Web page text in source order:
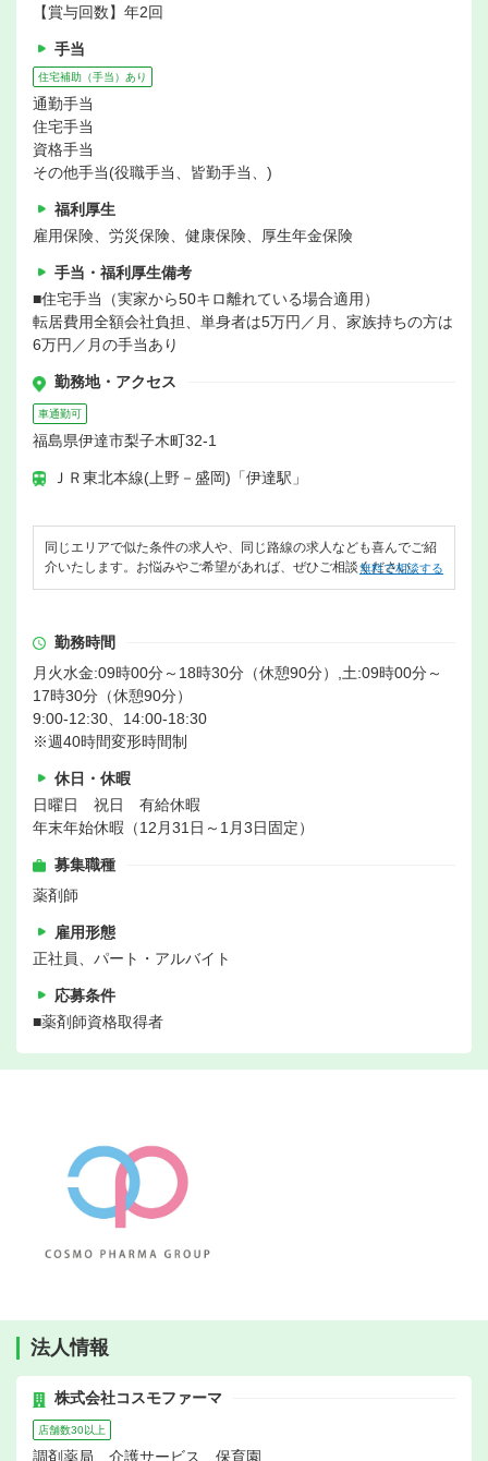
【賞与回数】年2回
手当
住宅補助（手当）あり
通勤手当
住宅手当
資格手当
その他手当(役職手当、皆勤手当、)
福利厚生
雇用保険、労災保険、健康保険、厚生年金保険
手当・福利厚生備考
■住宅手当（実家から50キロ離れている場合適用）
転居費用全額会社負担、単身者は5万円／月、家族持ちの方は
6万円／月の手当あり
勤務地・アクセス
車通勤可
福島県伊達市梨子木町32-1
ＪＲ東北本線(上野－盛岡)「伊達駅」
同じエリアで似た条件の求人や、同じ路線の求人なども喜んでご紹
介いたします。お悩みやご希望があれば、ぜひご相談ください。
無料で相談する
勤務時間
月火水金:09時00分～18時30分（休憩90分）,土:09時00分～
17時30分（休憩90分）
9:00-12:30、14:00-18:30
※週40時間変形時間制
休日・休暇
日曜日 祝日 有給休暇
年末年始休暇（12月31日～1月3日固定）
募集職種
薬剤師
雇用形態
正社員、パート・アルバイト
応募条件
■薬剤師資格取得者
法人情報
株式会社コスモファーマ
店舗数30以上
調剤薬局、介護サービス、保育園